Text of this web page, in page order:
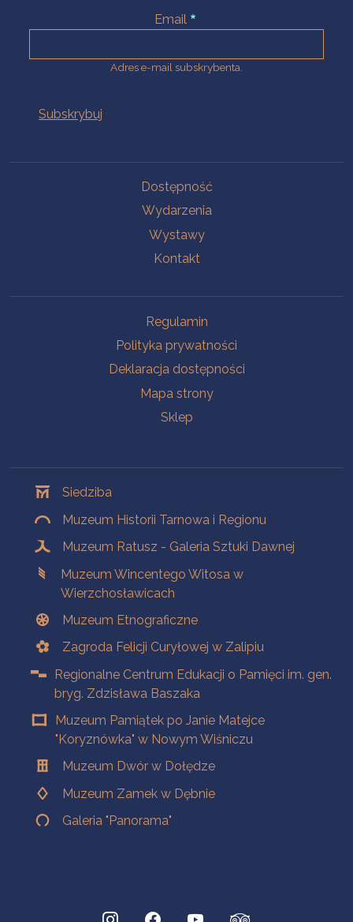
Email
Adres e-mail subskrybenta.
Dostępność
Wydarzenia
Wystawy
Kontakt
Regulamin
Polityka prywatności
Deklaracja dostępności
Mapa strony
Sklep
Siedziba
Muzeum Historii Tarnowa i Regionu
Muzeum Ratusz - Galeria Sztuki Dawnej
Muzeum Wincentego Witosa w
Wierzchosławicach
Muzeum Etnograficzne
Zagroda Felicji Curyłowej w Zalipiu
Regionalne Centrum Edukacji o Pamięci im. gen.
bryg. Zdzisława Baszaka
Muzeum Pamiątek po Janie Matejce
"Koryznówka" w Nowym Wiśniczu
Muzeum Dwór w Dołędze
Muzeum Zamek w Dębnie
Galeria "Panorama"